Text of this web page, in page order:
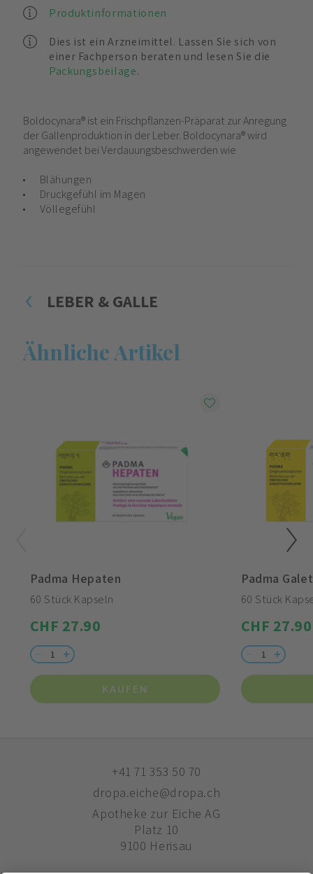
Produktinformationen
Dies ist ein Arzneimittel. Lassen Sie sich von
einer Fachperson beraten und lesen Sie die
Packungsbeilage.
Boldocynara® ist ein Frischpflanzen-Präparat zur Anregung
der Gallenproduktion in der Leber. Boldocynara® wird
angewendet bei Verdauungsbeschwerden wie
Blähungen
Druckgefühl im Magen
Völlegefühl
LEBER & GALLE
Ähnliche Artikel
Padma Hepaten
60 Stück Kapseln
CHF 27.90
KAUFEN
Padma
60 Stück
CHF 27.90
+41 71 353 50 70
dropa.eiche@dropa.ch
Apotheke zur Eiche AG
Platz 10
9100 Herisau